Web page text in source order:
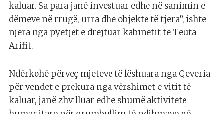
kaluar. Sa para janë investuar edhe në sanimin e
dëmeve në rrugë, urra dhe objekte të tjera”, ishte
njëra nga pyetjet e drejtuar kabinetit të Teuta
Arifit.
Ndërkohë përveç mjeteve të lëshuara nga Qeveria
për vendet e prekura nga vërshimet e vitit të
kaluar, janë zhvilluar edhe shumë aktivitete